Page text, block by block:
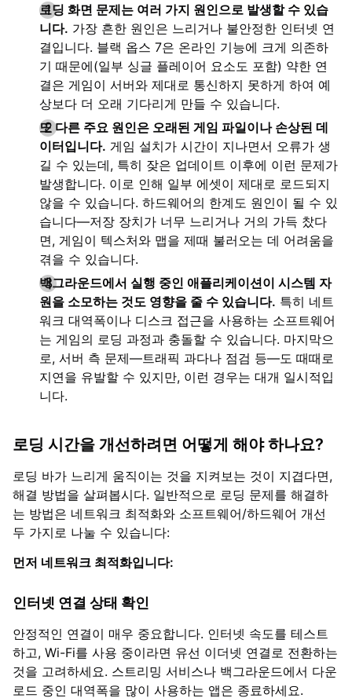
로딩 화면 문제는 여러 가지 원인으로 발생할 수 있습
니다. 가장 흔한 원인은 느리거나 불안정한 인터넷 연
결입니다. 블랙 옵스 7은 온라인 기능에 크게 의존하
기 때문에(일부 싱글 플레이어 요소도 포함) 약한 연
결은 게임이 서버와 제대로 통신하지 못하게 하여 예
상보다 더 오래 기다리게 만들 수 있습니다.
또 다른 주요 원인은 오래된 게임 파일이나 손상된 데
이터입니다. 게임 설치가 시간이 지나면서 오류가 생
길 수 있는데, 특히 잦은 업데이트 이후에 이런 문제가
발생합니다. 이로 인해 일부 에셋이 제대로 로드되지
않을 수 있습니다. 하드웨어의 한계도 원인이 될 수 있
습니다—저장 장치가 너무 느리거나 거의 가득 찼다
면, 게임이 텍스처와 맵을 제때 불러오는 데 어려움을
겪을 수 있습니다.
백그라운드에서 실행 중인 애플리케이션이 시스템 자
원을 소모하는 것도 영향을 줄 수 있습니다. 특히 네트
워크 대역폭이나 디스크 접근을 사용하는 소프트웨어
는 게임의 로딩 과정과 충돌할 수 있습니다. 마지막으
로, 서버 측 문제—트래픽 과다나 점검 등—도 때때로
지연을 유발할 수 있지만, 이런 경우는 대개 일시적입
니다.
로딩 시간을 개선하려면 어떻게 해야 하나요?
로딩 바가 느리게 움직이는 것을 지켜보는 것이 지겹다면,
해결 방법을 살펴봅시다. 일반적으로 로딩 문제를 해결하
는 방법은 네트워크 최적화와 소프트웨어/하드웨어 개선
두 가지로 나눌 수 있습니다:
먼저 네트워크 최적화입니다:
인터넷 연결 상태 확인
안정적인 연결이 매우 중요합니다. 인터넷 속도를 테스트
하고, Wi-Fi를 사용 중이라면 유선 이더넷 연결로 전환하는
것을 고려하세요. 스트리밍 서비스나 백그라운드에서 다운
로드 중인 대역폭을 많이 사용하는 앱은 종료하세요.